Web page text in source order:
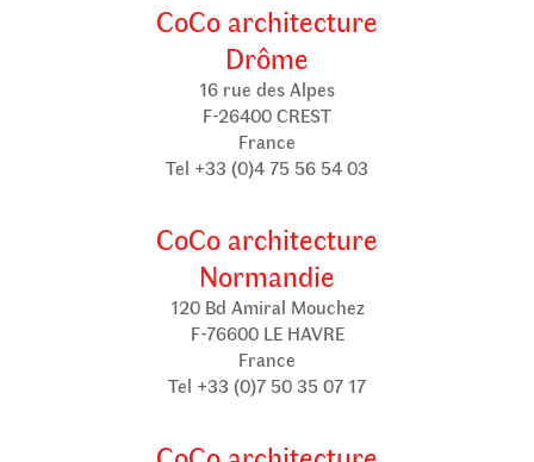
CoCo architecture
Drôme
16 rue des Alpes
F-26400 CREST
France
Tel +33 (0)4 75 56 54 03
CoCo architecture
Normandie
120 Bd Amiral Mouchez
F-76600 LE HAVRE
France
Tel +33 (0)7 50 35 07 17